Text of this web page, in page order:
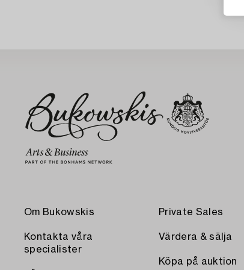
Om Bukowskis
Kontakta våra
specialister
Private Sales
Värdera & sälja
Köpa på auktion